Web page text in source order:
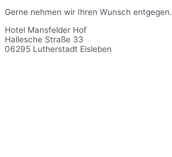
Gerne nehmen wir Ihren Wunsch entgegen.
Hotel Mansfelder Hof
Hallesche Straße 33
06295 Lutherstadt Eisleben